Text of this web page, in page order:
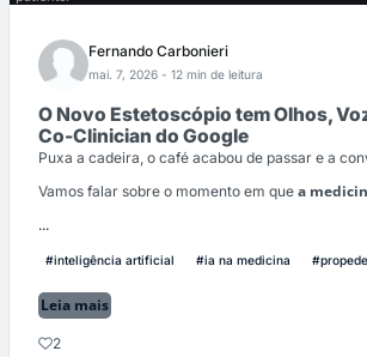
Fernando Carbonieri
mai. 7, 2026 - 12 min de leitura
O Novo Estetoscópio tem Olhos,
Co-Clinician do Google
Puxa a cadeira, o café acabou de passar e a
Vamos falar sobre o momento em que a
...
#inteligência artificial #ia na medicina
Leia mais
2